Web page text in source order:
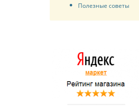
Полезные советы